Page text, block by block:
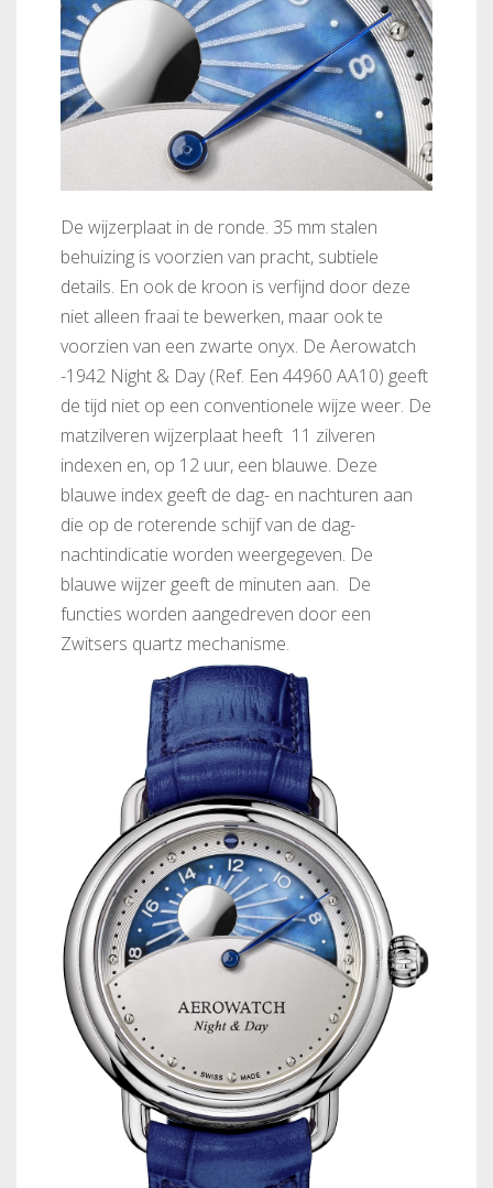
De wijzerplaat in de ronde. 35 mm stalen
behuizing is voorzien van pracht, subtiele
details. En ook de kroon is verfijnd door deze
niet alleen fraai te bewerken, maar ook te
voorzien van een zwarte onyx. De Aerowatch
-1942 Night & Day (Ref. Een 44960 AA10) geeft
de tijd niet op een conventionele wijze weer. De
matzilveren wijzerplaat heeft 11 zilveren
indexen en, op 12 uur, een blauwe. Deze
blauwe index geeft de dag- en nachturen aan
die op de roterende schijf van de dag-
nachtindicatie worden weergegeven. De
blauwe wijzer geeft de minuten aan. De
functies worden aangedreven door een
Zwitsers quartz mechanisme.